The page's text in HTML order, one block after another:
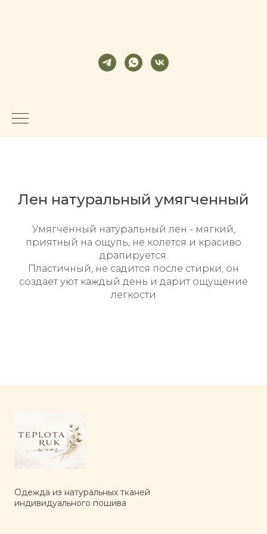
Лен натуральный умягченный
Умягченный натуральный лен - мягкий,
приятный на ощупь, не колется и красиво
драпируется.
Пластичный, не садится после стирки, он
создает уют каждый день и дарит ощущение
легкости
Одежда из натуральных тканей
индивидуального пошива